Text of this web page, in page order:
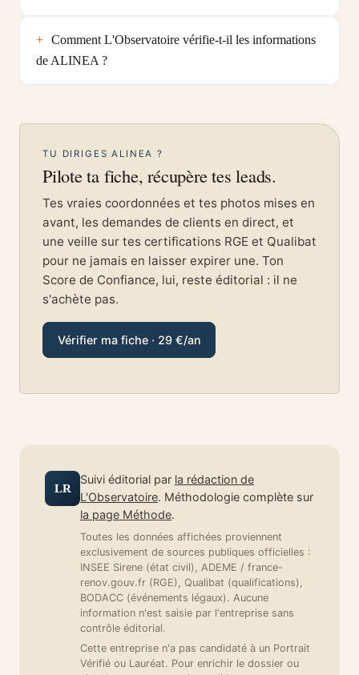
Comment L'Observatoire vérifie-t-il les informations
de ALINEA ?
TU DIRIGES ALINEA ?
Pilote ta fiche, récupère tes leads.
Tes vraies coordonnées et tes photos mises en
avant, les demandes de clients en direct, et
une veille sur tes certifications RGE et Qualibat
pour ne jamais en laisser expirer une. Ton
Score de Confiance, lui, reste éditorial : il ne
s'achète pas.
Vérifier ma fiche · 29 €/an
LR
Suivi éditorial par la rédaction de
L'Observatoire. Méthodologie complète sur
la page Méthode.
Toutes les données affichées proviennent
exclusivement de sources publiques officielles :
INSEE Sirene (état civil), ADEME / france-
renov.gouv.fr (RGE), Qualibat (qualifications),
BODACC (événements légaux). Aucune
information n'est saisie par l'entreprise sans
contrôle éditorial.
Cette entreprise n'a pas candidaté à un Portrait
Vérifié ou Lauréat. Pour enrichir le dossier ou